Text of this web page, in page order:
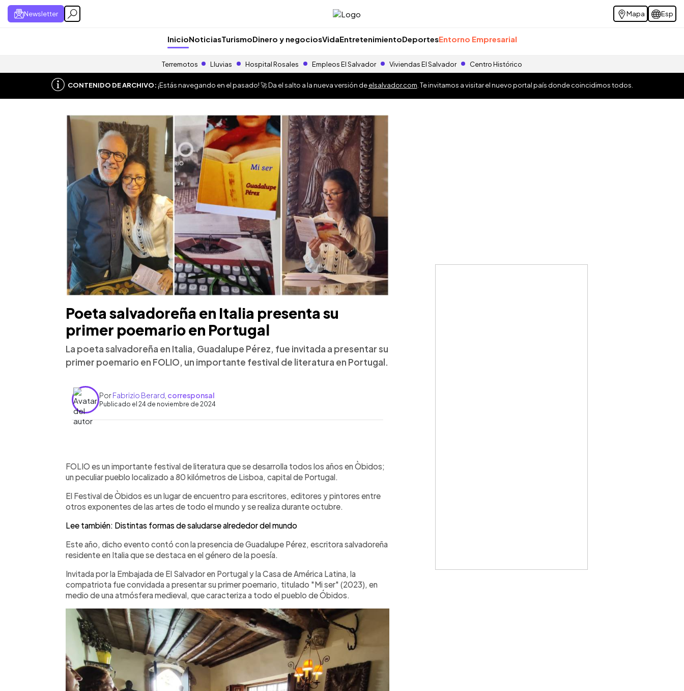
Newsletter Mapa Esp
InicioNoticiasTurismoDinero y negociosVidaEntretenimientoDeportesEntorno Empresarial
Terremotos Lluvias Hospital Rosales Empleos El Salvador Viviendas El Salvador Centro Histórico
CONTENIDO DE ARCHIVO:¡Estás navegando en el pasado! 🚀 Da el salto a la nueva versión deelsalvador.com . Te invitamos a visitar el nuevo portal país donde coincidimos todos.
Poeta salvadoreña en Italia presenta su
primer poemario en Portugal
La poeta salvadoreña en Italia, Guadalupe Pérez, fue invitada a presentar su
primer poemario en FOLIO, un importante festival de literatura en Portugal.
PorFabrizio Berard corresponsal
Publicado el 24 de noviembre de 2024
Escuchar artículo
FOLIO es un importante festival de literatura que se desarrolla todos los años en Òbidos;
un peculiar pueblo localizado a 80 kilómetros de Lisboa, capital de Portugal.
El Festival de Òbidos es un lugar de encuentro para escritores, editores y pintores entre
otros exponentes de las artes de todo el mundo y se realiza durante octubre.
Lee también: Distintas formas de saludarse alrededor del mundo
Este año, dicho evento contó con la presencia de Guadalupe Pérez, escritora salvadoreña
residente en Italia que se destaca en el género de la poesía.
Invitada por la Embajada de El Salvador en Portugal y la Casa de América Latina, la
compatriota fue convidada a presentar su primer poemario, titulado "Mi ser" (2023), en
medio de una atmósfera medieval, que caracteriza a todo el pueblo de Óbidos.